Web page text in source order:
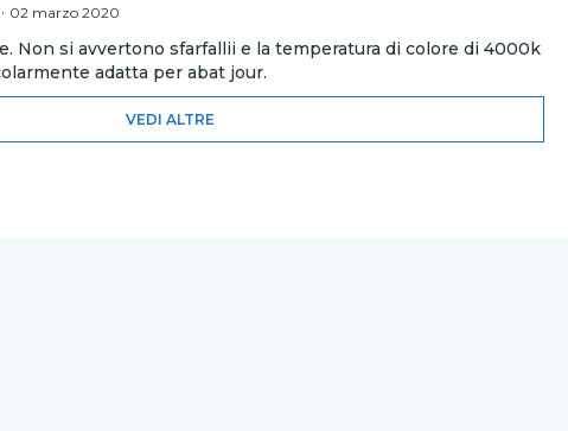
· 02 marzo 2020
Non si avvertono sfarfallii e la temperatura di colore di 4000k
adatta per abat jour.
VEDI ALTRE